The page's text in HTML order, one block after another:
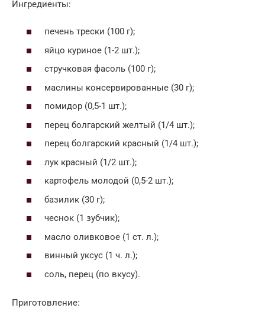
Ингредиенты:
печень трески (100 г);
яйцо куриное (1-2 шт.);
стручковая фасоль (100 г);
маслины консервированные (30 г);
помидор (0,5-1 шт.);
перец болгарский желтый (1/4 шт.);
перец болгарский красный (1/4 шт.);
лук красный (1/2 шт.);
картофель молодой (0,5-2 шт.);
базилик (30 г);
чеснок (1 зубчик);
масло оливковое (1 ст. л.);
винный уксус (1 ч. л.);
соль, перец (по вкусу).
Приготовление: